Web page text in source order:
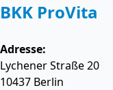
BKK ProVita
Adresse:
Lychener Straße 20
10437 Berlin